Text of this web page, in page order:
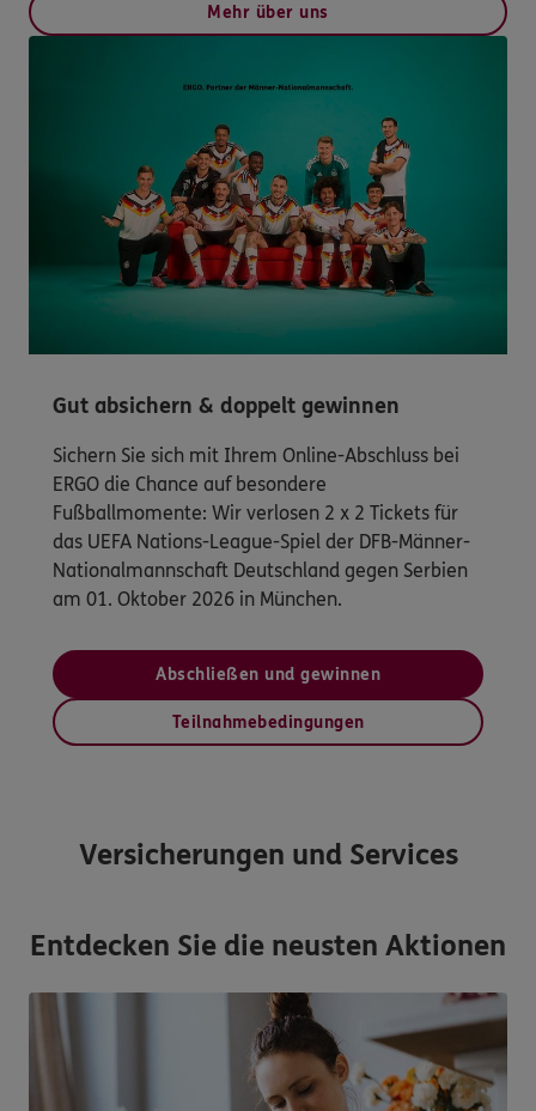
Mehr über uns
Gut absichern & doppelt gewinnen
Sichern Sie sich mit Ihrem Online-Abschluss bei
ERGO die Chance auf besondere
Fußballmomente: Wir verlosen 2 x 2 Tickets für
das UEFA Nations-League-Spiel der DFB-Männer-
Nationalmannschaft Deutschland gegen Serbien
am 01. Oktober 2026 in München.
Abschließen und gewinnen
Teilnahmebedingungen
Versicherungen und Services
Entdecken Sie die neusten Aktionen